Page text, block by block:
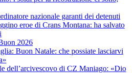
nazionale garanti dei detenuti
eroe di Crans Montana: ha salvato
2026
Buon Natale: che possiate lasciarvi
dell’arcivescovo di CZ Maniago: «Dio